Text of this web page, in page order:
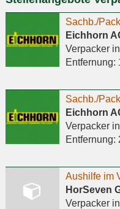
Eichhorn
Verpackerin
Entfernung:
Eichhorn
Verpackerin
Entfernung:
HorSeven
Verpackerin